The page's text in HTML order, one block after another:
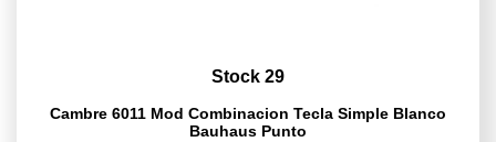
Stock 29
Cambre 6011 Mod Combinacion Tecla Simple Blanco
Bauhaus Punto